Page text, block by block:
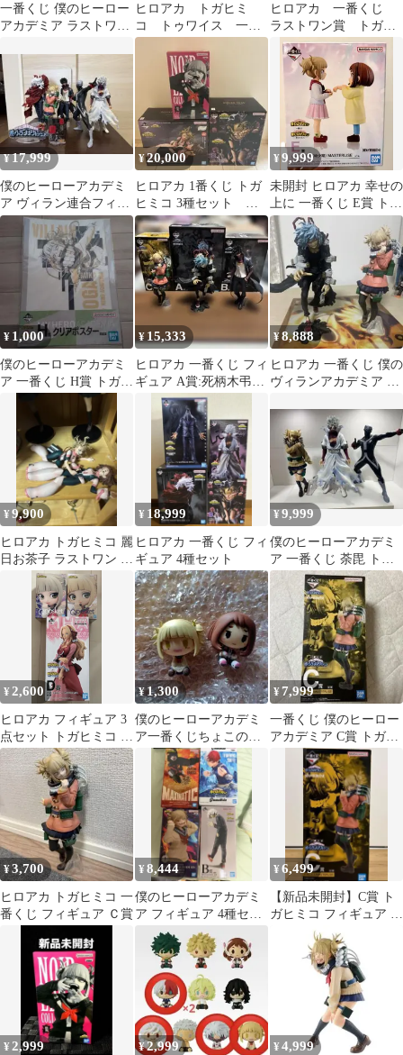
一番くじ 僕のヒーロー
アカデミア ラストワン
ア
ヒロアカ トガヒミ
コ トゥワイス 一番
くじ フィギュア
ヒロアカ 一番くじ
ラストワン賞 トガヒ
ミコ
¥17,999
僕のヒーローアカデミ
ア ヴィラン連合フィギ
ュアまとめ売り
¥20,000
ヒロアカ 1番くじ トガ
ヒミコ 3種セット ノ
ワールエッジ マスタ
ーライズ
¥9,999
未開封 ヒロアカ 幸せの
上に 一番くじ E賞 トガ
ヒミコ 麗日お茶子 幼少
期
¥ 1,000
僕のヒーローアカデミ
ア 一番くじ H賞 トガヒ
ミコ クリアポスター
¥ 15,333
ヒロアカ 一番くじ フィ
ギュア A賞:死柄木弔
B賞:荼毘 C賞:トガヒ
¥8,888
ヒロアカ 一番くじ 僕の
ヴィランアカデミア フ
¥9,900
ヒロアカ トガヒミコ 麗
日お茶子 ラストワン フ
ィギュア 一番くじ
¥ 18,999
ヒロアカ 一番くじ フィ
ギュア 4種セット
¥9,999
僕のヒーローアカデミ
ア 一番くじ 荼毘 トガ
ヒミコ トゥワイス 3体
セット
¥ 2,600
ヒロアカ フィギュア 3
点セット トガヒミコ ア
ンナ
¥1,300
僕のヒーローアカデミ
ア一番くじちょこのっ
こ トガヒミコ•お茶子
¥7,999
一番くじ 僕のヒーロー
アカデミア C賞 トガヒ
ミコ MASTERLISE
¥3,700
ヒロアカ トガヒミコ 一
番くじ フィギュア Ｃ賞
¥8,444
僕のヒーローアカデミ
ア フィギュア 4種セッ
¥6,499
【新品未開封】C賞 ト
ガヒミコ フィギュア 一
番くじ 僕のヴィランア
カデミア
¥2,999 ¥2,999 ¥ 4,999